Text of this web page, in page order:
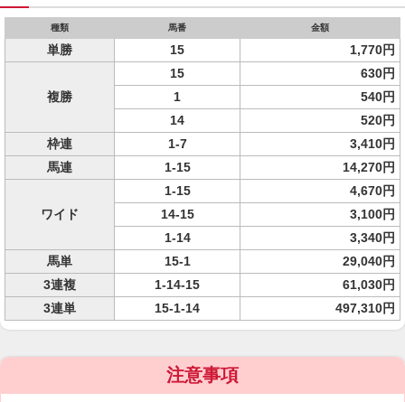
種類 馬番 金額
単勝 15 1,770円
複勝
15
630円
1
540円
14
520円
枠連
1-7
3,410円
馬連
1-15 14,270円
ワイド
1-15
4,670円
14-15
3,100円
1-14
3,340円
馬単
15-1
29,040円
3連複
1-14-15
61,030円
3連単
15-1-14 497,310円
注意事項